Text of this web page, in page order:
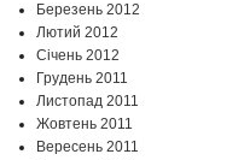
Березень 2012
Лютий 2012
Січень 2012
Грудень 2011
Листопад 2011
Жовтень 2011
Вересень 2011